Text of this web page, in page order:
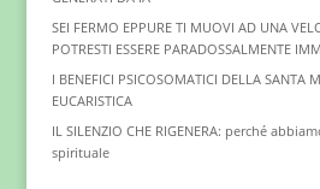
SEI FERMO EPPURE TI MUOVI AD UNA
POTRESTI ESSERE PARADOSSALMENTE
I BENEFICI PSICOSOMATICI DELLA SANTA
EUCARISTICA
IL SILENZIO CHE RIGENERA: perché
spirituale